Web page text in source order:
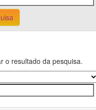
o resultado da pesquisa.